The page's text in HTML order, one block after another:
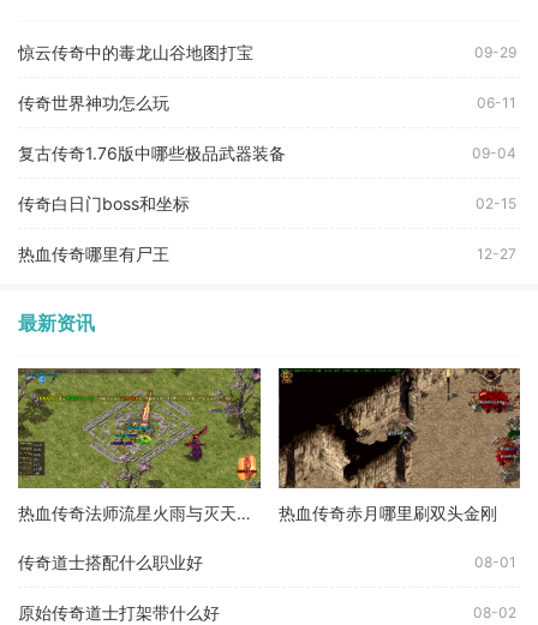
惊云传奇中的毒龙山谷地图打宝 09-29
传奇世界神功怎么玩 06-11
复古传奇1.76版中哪些极品武器装备 09-04
传奇白日门boss和坐标 02-15
热血传奇哪里有尸王 12-27
最新资讯
热血传奇法师流星火雨与灭天火伤害哪个高 热血传奇赤月哪里刷双头金刚
传奇道士搭配什么职业好 08-01
原始传奇道士打架带什么好 08-02